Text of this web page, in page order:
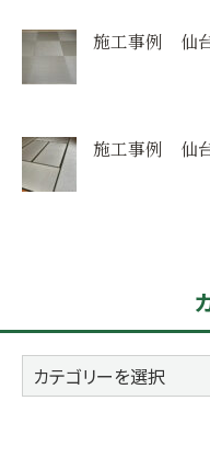
施工事例 仙
施工事例 仙
カ
テ